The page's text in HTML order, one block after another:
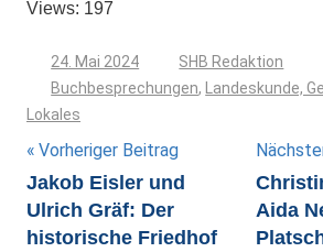
Views: 197
24. Mai 2024
SHB Redaktion
Buchbesprechungen,
Landeskunde,
Lokales
Beitragsnavigation
Vorheriger Beitrag
Jakob Eisler und
Ulrich Gräf: Der
historische Friedhof
Aida